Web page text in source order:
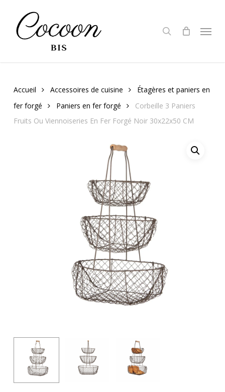
Menu
Accueil Accessoires de cuisine
Étagères et paniers en
fer forgé
Paniers en fer forgé
Corbeille 3 Paniers
Fruits Ou Viennoiseries En Fer Forgé Noir 30x22x50 CM